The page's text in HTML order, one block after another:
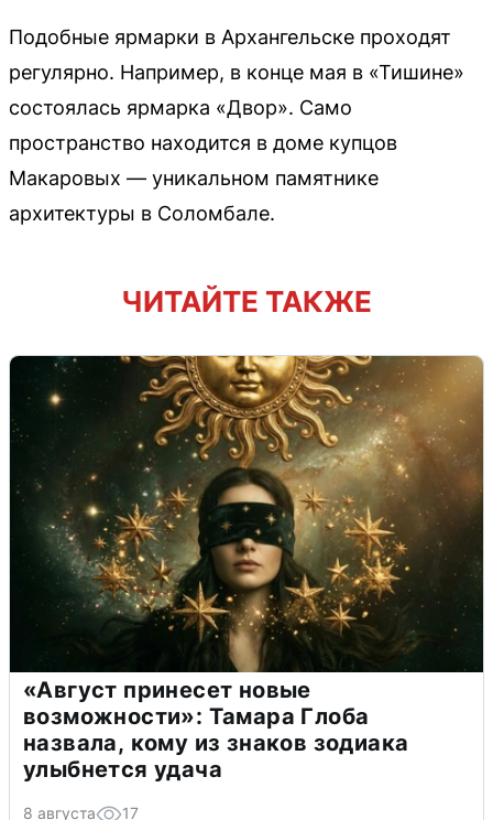
Подобные ярмарки в Архангельске проходят
регулярно. Например, в конце мая в «Тишине»
состоялась ярмарка «Двор». Само
пространство находится в доме купцов
Макаровых — уникальном памятнике
архитектуры в Соломбале.
ЧИТАЙТЕ ТАКЖЕ
«Август принесет новые
возможности»: Тамара Глоба
назвала, кому из знаков зодиака
улыбнется удача
8 августа 17